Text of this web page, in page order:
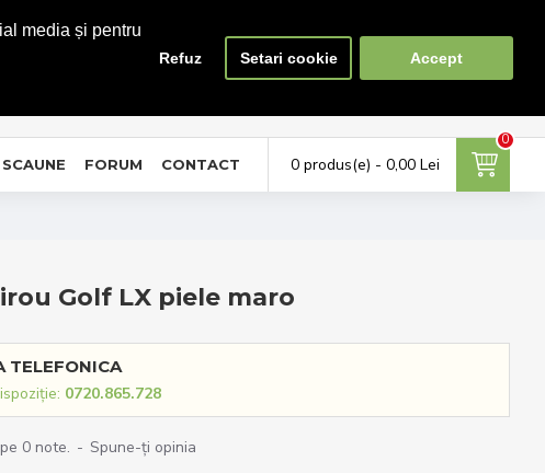
media și pentru
Refuz Setari cookie Accept
Favorite Compara
0
FORUM CONTACT 0 produs(e) - 0,00 Lei
0
Golf LX piele maro
TELEFONICA
0720.865.728
0 note. - Spune-ţi opinia